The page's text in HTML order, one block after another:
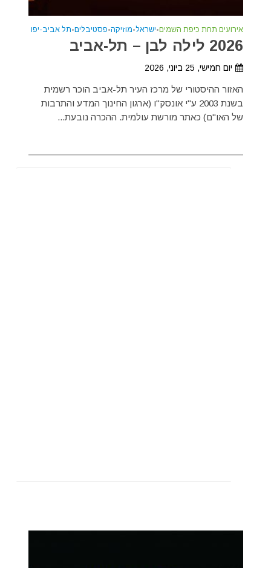
אירועים תחת כיפת השמים•ישראל•מוזיקה•פסטיבלים•תל אביב-יפו
2026 לילה לבן – תל-אביב
יום חמישי, 25 ביוני, 2026
האזור ההיסטורי של מרכז העיר תל-אביב הוכר רשמית
בשנת 2003 ע"י אונסק"ו (ארגון החינוך המדע והתרבות
של האו"ם) כאתר מורשת עולמית. ההכרה נובעת...